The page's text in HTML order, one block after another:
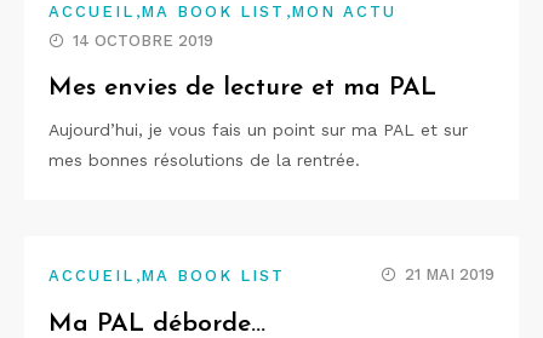
ACCUEIL ,MA BOOK LIST ,MON ACTU
14 OCTOBRE 2019
Mes envies de lecture et ma PAL
Aujourd’hui, je vous fais un point sur ma PAL et sur
mes bonnes résolutions de la rentrée.
ACCUEIL ,MA BOOK LIST 21 MAI 2019
Ma PAL déborde…